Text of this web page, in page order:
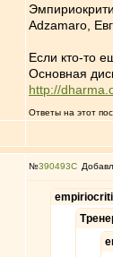
Adzamaro,
Если кто-то
Основная
http://
Ответы на этот
№390493